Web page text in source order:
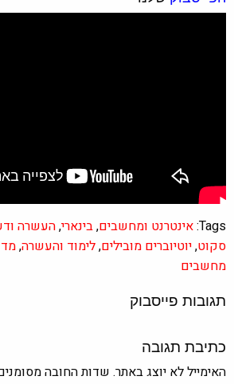
Tags: אינטרנט ומחשבים,בינארי,העשרה
סקוט,יוטיוברים מובילים,לימוד והעשרה,
מחשבים
תגובות פייסבוק
כתיבת תגובה
האימייל לא יוצג באתר. שדות החובה